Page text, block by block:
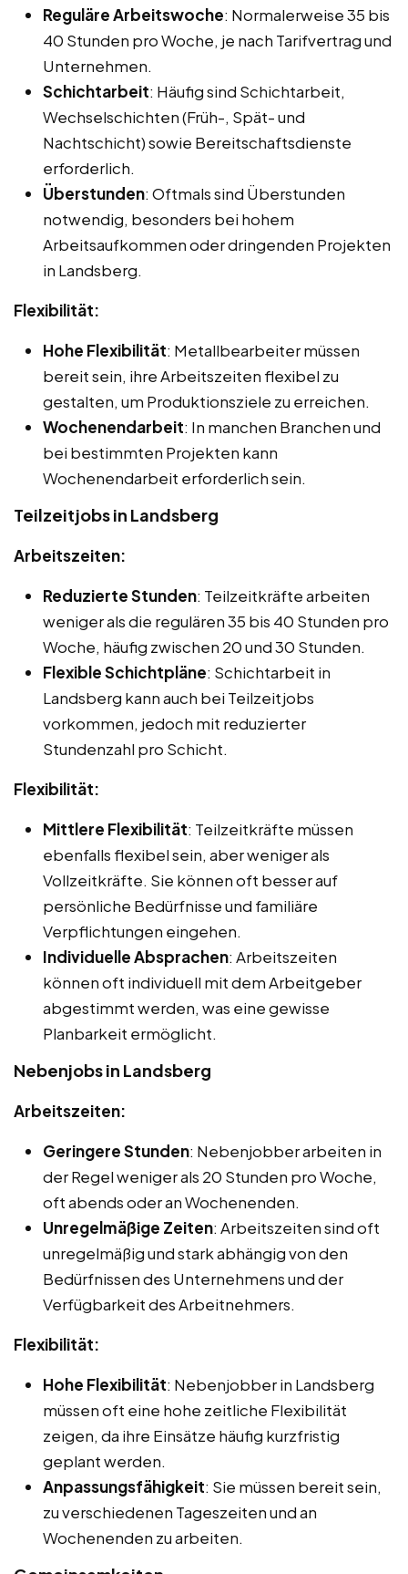
Reguläre Arbeitswoche: Normalerweise 35 bis
40 Stunden pro Woche, je nach Tarifvertrag und
Unternehmen.
Schichtarbeit: Häufig sind Schichtarbeit,
Wechselschichten (Früh-, Spät- und
Nachtschicht) sowie Bereitschaftsdienste
erforderlich.
Überstunden: Oftmals sind Überstunden
notwendig, besonders bei hohem
Arbeitsaufkommen oder dringenden Projekten
in Landsberg.
Flexibilität:
Hohe Flexibilität: Metallbearbeiter müssen
bereit sein, ihre Arbeitszeiten flexibel zu
gestalten, um Produktionsziele zu erreichen.
Wochenendarbeit: In manchen Branchen und
bei bestimmten Projekten kann
Wochenendarbeit erforderlich sein.
Teilzeitjobs in Landsberg
Arbeitszeiten:
Reduzierte Stunden: Teilzeitkräfte arbeiten
weniger als die regulären 35 bis 40 Stunden pro
Woche, häufig zwischen 20 und 30 Stunden.
Flexible Schichtpläne: Schichtarbeit in
Landsberg kann auch bei Teilzeitjobs
vorkommen, jedoch mit reduzierter
Stundenzahl pro Schicht.
Flexibilität:
Mittlere Flexibilität: Teilzeitkräfte müssen
ebenfalls flexibel sein, aber weniger als
Vollzeitkräfte. Sie können oft besser auf
persönliche Bedürfnisse und familiäre
Verpflichtungen eingehen.
Individuelle Absprachen: Arbeitszeiten
können oft individuell mit dem Arbeitgeber
abgestimmt werden, was eine gewisse
Planbarkeit ermöglicht.
Nebenjobs in Landsberg
Arbeitszeiten:
Geringere Stunden: Nebenjobber arbeiten in
der Regel weniger als 20 Stunden pro Woche,
oft abends oder an Wochenenden.
Unregelmäßige Zeiten: Arbeitszeiten sind oft
unregelmäßig und stark abhängig von den
Bedürfnissen des Unternehmens und der
Verfügbarkeit des Arbeitnehmers.
Flexibilität:
Hohe Flexibilität: Nebenjobber in Landsberg
müssen oft eine hohe zeitliche Flexibilität
zeigen, da ihre Einsätze häufig kurzfristig
geplant werden.
Anpassungsfähigkeit: Sie müssen bereit sein,
zu verschiedenen Tageszeiten und an
Wochenenden zu arbeiten.